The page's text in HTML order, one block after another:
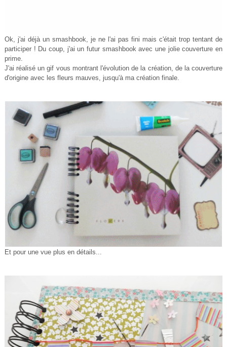
Ok, j'ai déjà un smashbook, je ne l'ai pas fini mais c'était trop tentant de
participer ! Du coup, j'ai un futur smashbook avec une jolie couverture en
prime.
J'ai réalisé un gif vous montrant l'évolution de la création, de la couverture
d'origine avec les fleurs mauves, jusqu'à ma création finale.
Et pour une vue plus en détails...